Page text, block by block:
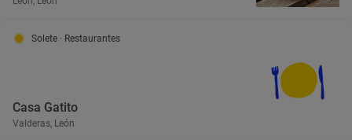
Solete · Restaurantes
Casa Gatito
Valderas, León